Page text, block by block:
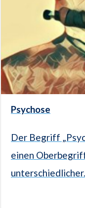
Psychose
Der Begriff
einen